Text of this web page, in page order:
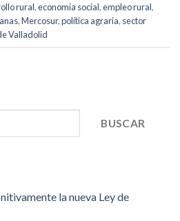
rural,economía social,empleo rural,
,Mercosur,política agraria, sector
Valladolid
BUSCAR
la nueva Ley de